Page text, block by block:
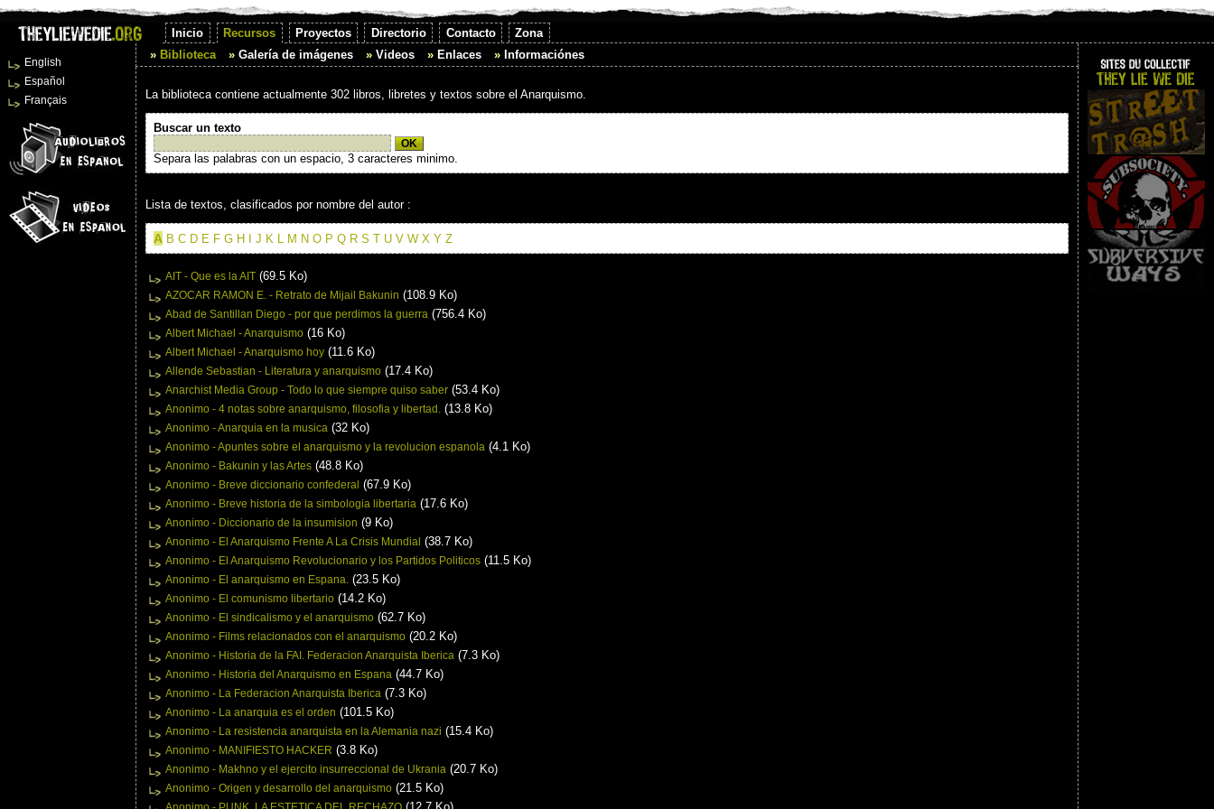
Inicio Recursos Proyectos Directorio Contacto Zona
English
Español
Français
Biblioteca Galería de imágenes Videos Enlaces Informaciónes
La biblioteca contiene actualmente 302 libros, libretes y textos sobre el Anarquismo.
Buscar un texto
Separa las palabras con un espacio, 3 caracteres minimo.
Lista de textos, clasificados por nombre del autor :
A B C D E F G H J K L M N O P Q R S T U V W X Y Z
AIT - Que es la AIT (69.5 Ko)
AZOCAR RAMON E. - Retrato de Mijail Bakunin (108.9 Ko)
Abad de Santillan Diego - por que perdimos la guerra (756.4 Ko)
Albert Michael - Anarquismo (16 Ko)
Albert Michael - Anarquismo hoy (11.6 Ko)
Allende Sebastian - Literatura y anarquismo (17.4 Ko)
Anarchist Media Group - Todo lo que siempre quiso saber (53.4 Ko)
Anonimo - 4 notas sobre anarquismo, filosofia y libertad. (13.8 Ko)
Anonimo - Anarquia en la musica (32 Ko)
Anonimo - Apuntes sobre el anarquismo y la revolucion espanola (4.1 Ko)
Anonimo - Bakunin y las Artes (48.8 Ko)
Anonimo - Breve diccionario confederal (67.9 Ko)
Anonimo - Breve historia de la simbologia libertaria (17.6 Ko)
Anonimo - Diccionario de la insumision (9 Ko)
Anonimo - El Anarquismo Frente A La Crisis Mundial (38.7 Ko)
Anonimo - El Anarquismo Revolucionario y los Partidos Politicos (11.5 Ko)
Anonimo - El anarquismo en Espana. (23.5 Ko)
Anonimo - El comunismo libertario (14.2 Ko)
Anonimo - El sindicalismo y el anarquismo (62.7 Ko)
Anonimo - Films relacionados con el anarquismo (20.2 Ko)
Anonimo - Historia de la FAI. Federacion Anarquista Iberica (7.3 Ko)
Anonimo - Historia del Anarquismo en Espana (44.7 Ko)
Anonimo - La Federacion Anarquista Iberica (7.3 Ko)
Anonimo - La anarquia es el orden (101.5 Ko)
Anonimo - La resistencia anarquista en la Alemania nazi (15.4 Ko)
Anonimo - MANIFIESTO HACKER (3.8 Ko)
Anonimo - Makhno y el ejercito insurreccional de Ukrania (20.7 Ko)
Anonimo - Origen y desarrollo del anarquismo (21.5 Ko)